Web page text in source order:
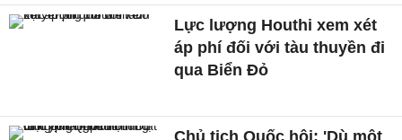
Lực lượng Houthi xem xét
áp phí đối với tàu thuyền đi
qua Biển Đỏ
Chủ tịch Quốc hội: 'Dù một